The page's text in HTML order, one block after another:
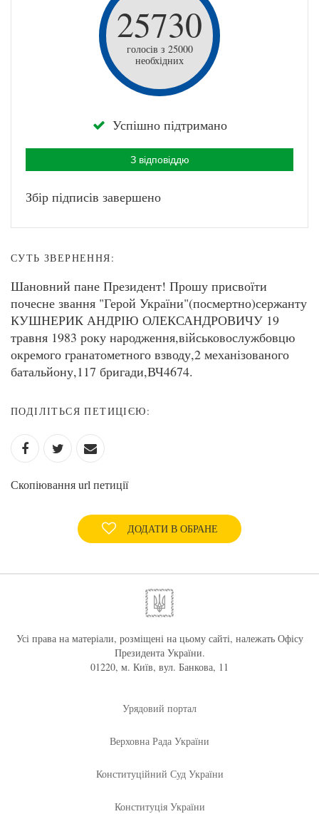
25730
голосів з 25000
необхідних
Успішно підтримано
З відповіддю
Збір підписів завершено
СУТЬ ЗВЕРНЕННЯ:
Шановний пане Президент! Прошу присвоїти
почесне звання "Герой України"(посмертно)сержанту
КУШНЕРИК АНДРІЮ ОЛЕКСАНДРОВИЧУ 19
травня 1983 року народження,військовослужбовцю
окремого гранатометного взводу,2 механізованого
батальйону,117 бригади,ВЧ4674.
ПОДІЛІТЬСЯ ПЕТИЦІЄЮ:
Скопіювання url петиції
ДОДАТИ В ОБРАНЕ
Усі права на матеріали, розміщені на цьому сайті, належать Офісу
Президента України.
01220, м. Київ, вул. Банкова, 11
Урядовий портал
Верховна Рада України
Конституційний Суд України
Конституція України